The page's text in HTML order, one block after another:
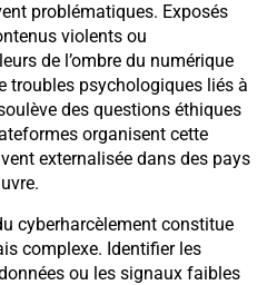
problématiques. Exposés
violents ou
de l’ombre du numérique
troubles psychologiques liés à
des questions éthiques
organisent cette
externalisée dans des pays
cyberharcèlement constitue
complexe. Identifier les
ou les signaux faibles